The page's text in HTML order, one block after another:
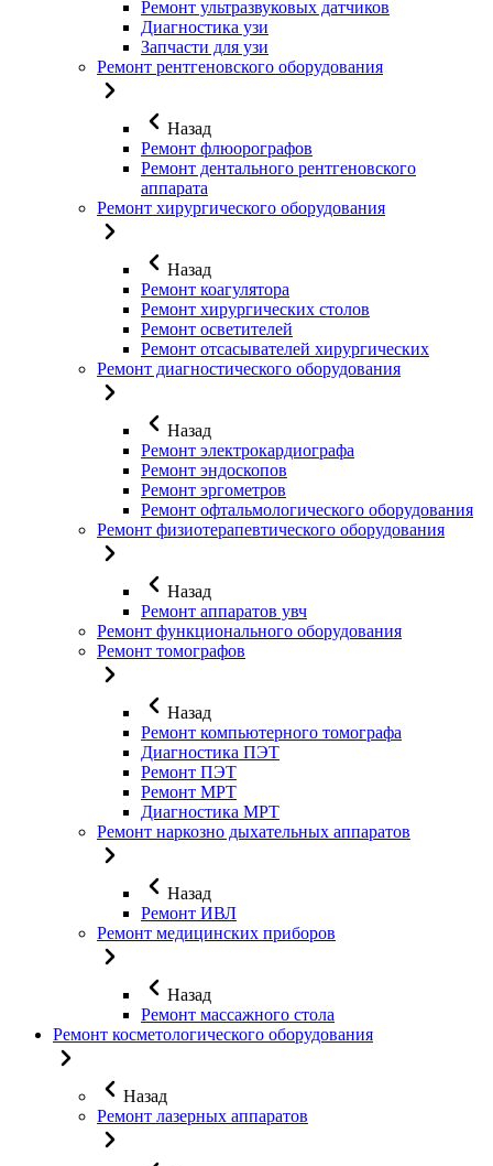
Ремонт ультразвуковых датчиков
Диагностика узи
Запчасти для узи
Ремонт рентгеновского оборудования
Назад
Ремонт флюорографов
Ремонт дентального рентгеновского
аппарата
Ремонт хирургического оборудования
Назад
Ремонт коагулятора
Ремонт хирургических столов
Ремонт осветителей
Ремонт отсасывателей хирургических
Ремонт диагностического оборудования
Назад
Ремонт электрокардиографа
Ремонт эндоскопов
Ремонт эргометров
Ремонт офтальмологического оборудования
Ремонт физиотерапевтического оборудования
Назад
Ремонт аппаратов увч
Ремонт функционального оборудования
Ремонт томографов
Назад
Ремонт компьютерного томографа
Диагностика ПЭТ
Ремонт ПЭТ
Ремонт МРТ
Диагностика МРТ
Ремонт наркозно дыхательных аппаратов
Назад
Ремонт ИВЛ
Ремонт медицинских приборов
Назад
Ремонт массажного стола
Ремонт косметологического оборудования
Назад
Ремонт лазерных аппаратов